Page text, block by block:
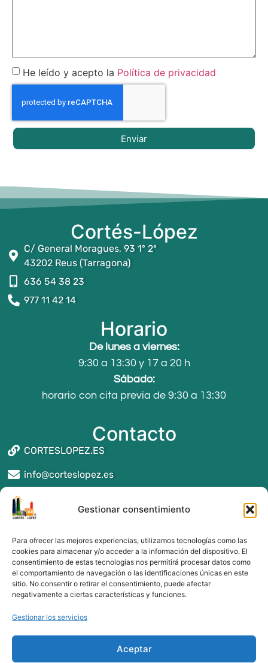
Gestionar consentimiento
Para ofrecer las mejores experiencias, utilizamos tecnologías como las
cookies para almacenar y/o acceder a la información del dispositivo. El
consentimiento de estas tecnologías nos permitirá procesar datos como
el comportamiento de navegación o las identificaciones únicas en este
sitio. No consentir o retirar el consentimiento, puede afectar
negativamente a ciertas características y funciones.
Gestionar los servicios
Aceptar
He leído y acepto la Política de privacidad
Enviar
Cortés-López
C/ General Moragues, 93 1º 2ª
43202 Reus (Tarragona)
636 54 38 23
977 11 42 14
Horario
De lunes a viernes:
9:30 a 13:30 y 17 a 20 h
Sábado:
horario con cita previa de 9:30 a 13:30
Contacto
CORTESLOPEZ.ES
info@corteslopez.es
Seguros y asesoría en Reus
Seguros y asesoría en Valls
Seguros y asesoría en Alcover
Seguros y asesoría en Tarragona
Seguros y asesoría en Cambrils
Seguros y asesoría en Salou